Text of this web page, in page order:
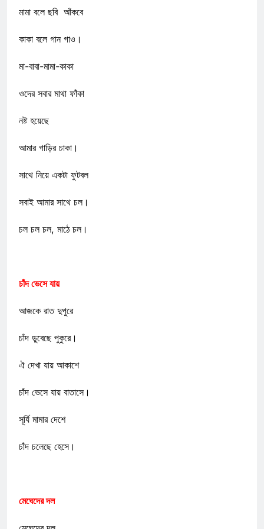
মামা বলে ছবি আঁকবে
কাকা বলে গান গাও।
মা-বাবা-মামা-কাকা
ওদের সবার মাথা ফাঁকা
নষ্ট হয়েছে
আমার গাড়ির চাকা।
সাথে নিয়ে একটা ফুটবল
সবাই আমার সাথে চল।
চল চল চল, মাঠে চল।
চাঁদ ভেসে যায়
আজকে রাত দুপুরে
চাঁদ ডুবেছে পুকুরে।
ঐ দেখা যায় আকাশে
চাঁদ ভেসে যায় বাতাসে।
সূর্যি মামার দেশে
চাঁদ চলেছে হেসে।
মেঘেদের দল